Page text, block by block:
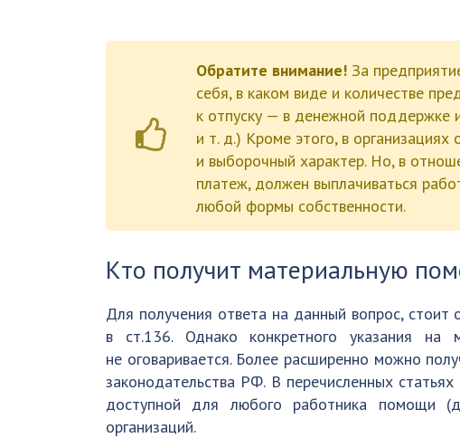
Обратите внимание! За
себя, в каком виде и количестве
к отпуску — в денежной поддержке
и т. д.) Кроме этого, в
и выборочный характер. Но, в
платеж, должен выплачиваться
любой формы собственности.
Кто получит материальную
Для получения ответа на данный вопрос,
в ст.136. Однако конкретного указания
не оговаривается. Более расширенно можно
законодательства РФ. В перечисленных
доступной для любого работника помощи
организаций.